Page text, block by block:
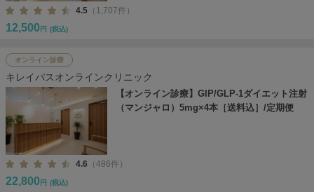
4.5 （1,707件）
12,500 円 (税込)
オンライン診療
キレイパスオンラインクリニック
【オンライン診療】GIP/GLP-1ダイエット注射
（マンジャロ）5mg×4本［送料込］/定期便
4.6 （486件）
22,800 円 (税込)